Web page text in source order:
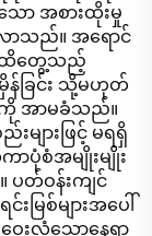
ာ အစားထိုးမှု
က်လာသည်။ အရောင်
ထိတွေ့သည့်
န်ခြင်း သို့မဟုတ်
ကို အာမခံသည်။
ျားဖြင့် မရရှိ
ကာပုံစံအမျိုးမျိုး
တ်ဝန်းကျင်
မြစ်များအပေါ်
ေးလံသောနေရာ